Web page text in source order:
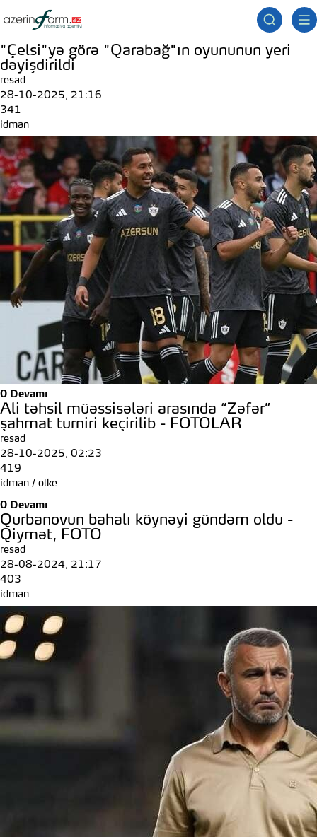
"Çelsi"yə görə "Qarabağ"ın oyununun yeri
dəyişdirildi
resad
28-10-2025, 21:16
341
idman
0 Devamı
Ali təhsil müəssisələri arasında “Zəfər”
şahmat turniri keçirilib - FOTOLAR
resad
28-10-2025, 02:23
419
idman / olke
0 Devamı
Qurbanovun bahalı köynəyi gündəm oldu -
Qiymət, FOTO
resad
28-08-2024, 21:17
403
idman